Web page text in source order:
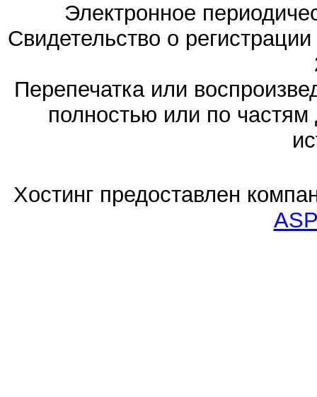
Электронное
Свидетельство о
Перепечатка или
полностью или по частям
Хостинг предоставлен